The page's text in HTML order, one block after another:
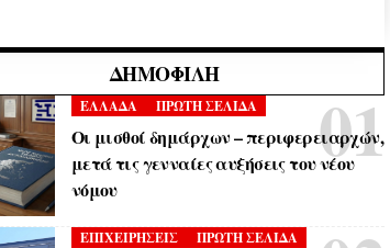
ΔΗΜΟΦΙΛΉ
ΕΛΛΑΔΑ ΠΡΩΤΗ ΣΕΛΙΔΑ
Οι μισθοί δημάρχων – περιφερειαρχών,
μετά τις γενναίες αυξήσεις του νέου
νόμου
ΕΠΙΧΕΙΡΗΣΕΙΣ ΠΡΩΤΗ ΣΕΛΙΔΑ